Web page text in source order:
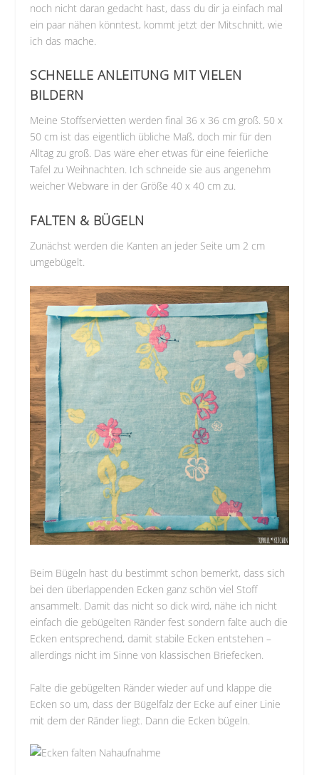
noch nicht daran gedacht hast, dass du dir ja einfach mal
ein paar nähen könntest, kommt jetzt der Mitschnitt, wie
ich das mache.
SCHNELLE ANLEITUNG MIT VIELEN
BILDERN
Meine Stoffservietten werden final 36 x 36 cm groß. 50 x
50 cm ist das eigentlich übliche Maß, doch mir für den
Alltag zu groß. Das wäre eher etwas für eine feierliche
Tafel zu Weihnachten. Ich schneide sie aus angenehm
weicher Webware in der Größe 40 x 40 cm zu.
FALTEN & BÜGELN
Zunächst werden die Kanten an jeder Seite um 2 cm
umgebügelt.
Beim Bügeln hast du bestimmt schon bemerkt, dass sich
bei den überlappenden Ecken ganz schön viel Stoff
ansammelt. Damit das nicht so dick wird, nähe ich nicht
einfach die gebügelten Ränder fest sondern falte auch die
Ecken entsprechend, damit stabile Ecken entstehen –
allerdings nicht im Sinne von klassischen Briefecken.
Falte die gebügelten Ränder wieder auf und klappe die
Ecken so um, dass der Bügelfalz der Ecke auf einer Linie
mit dem der Ränder liegt. Dann die Ecken bügeln.